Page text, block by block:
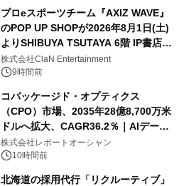
プロeスポーツチーム『AXIZ WAVE』
のPOP UP SHOPが2026年8月1日(土)
よりSHIBUYA TSUTAYA 6階 IP書店で
開催決定！！
株式会社ClaN Entertainment
9時間前
コパッケージド・オプティクス
（CPO）市場、2035年28億8,700万米
ドルへ拡大、CAGR36.2％｜AIデータ
センター・高速光通信需要が成長を加
速
株式会社レポートオーシャン
10時間前
北海道の採用代行「リクルーティブ」